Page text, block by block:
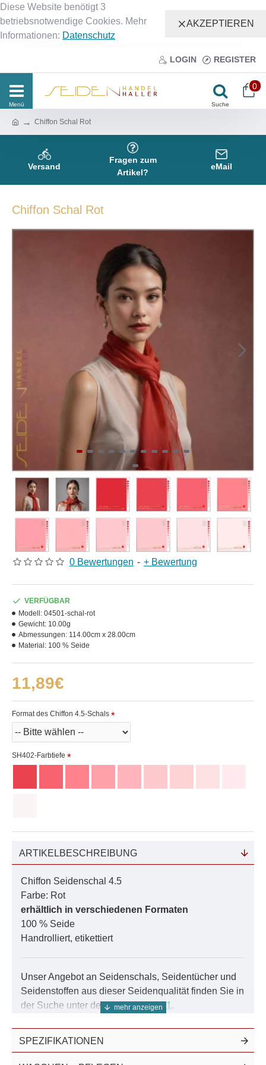
Diese Website benötigt 3
betriebsnotwendige Cookies. Mehr
Informationen: Datenschutz
AKZEPTIEREN
LOGIN REGISTER
0
Chiffon Schal Rot
Versand
Fragen zum
Artikel?
eMail
Chiffon Schal Rot
0 Bewertungen - + Bewertung
11,89€
VERFÜGBAR
Modell: 04501-schal-rot
Gewicht: 10.00g
Abmessungen: 114.00cm x 28.00cm
Material: 100 % Seide
Format des Chiffon 4.5-Schals
SH402-Farbtiefe
ARTIKELBESCHREIBUNG
Chiffon Seidenschal 4.5
Farbe: Rot
erhältlich in verschiedenen Formaten
100 % Seide
Handrolliert, etikettiert
Unser Angebot an Seidenschals, Seidentücher und
Seidenstoffen aus dieser Seidenqualität finden Sie in
der Suche unter der Nummer04501 .
Entdecken Sie die Welt der Eleganz mit unserem
SPEZIFIKATIONEN